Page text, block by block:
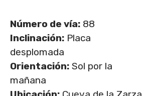
Número de vía: 88
Inclinación: Placa
desplomada
Orientación: Sol por la
mañana